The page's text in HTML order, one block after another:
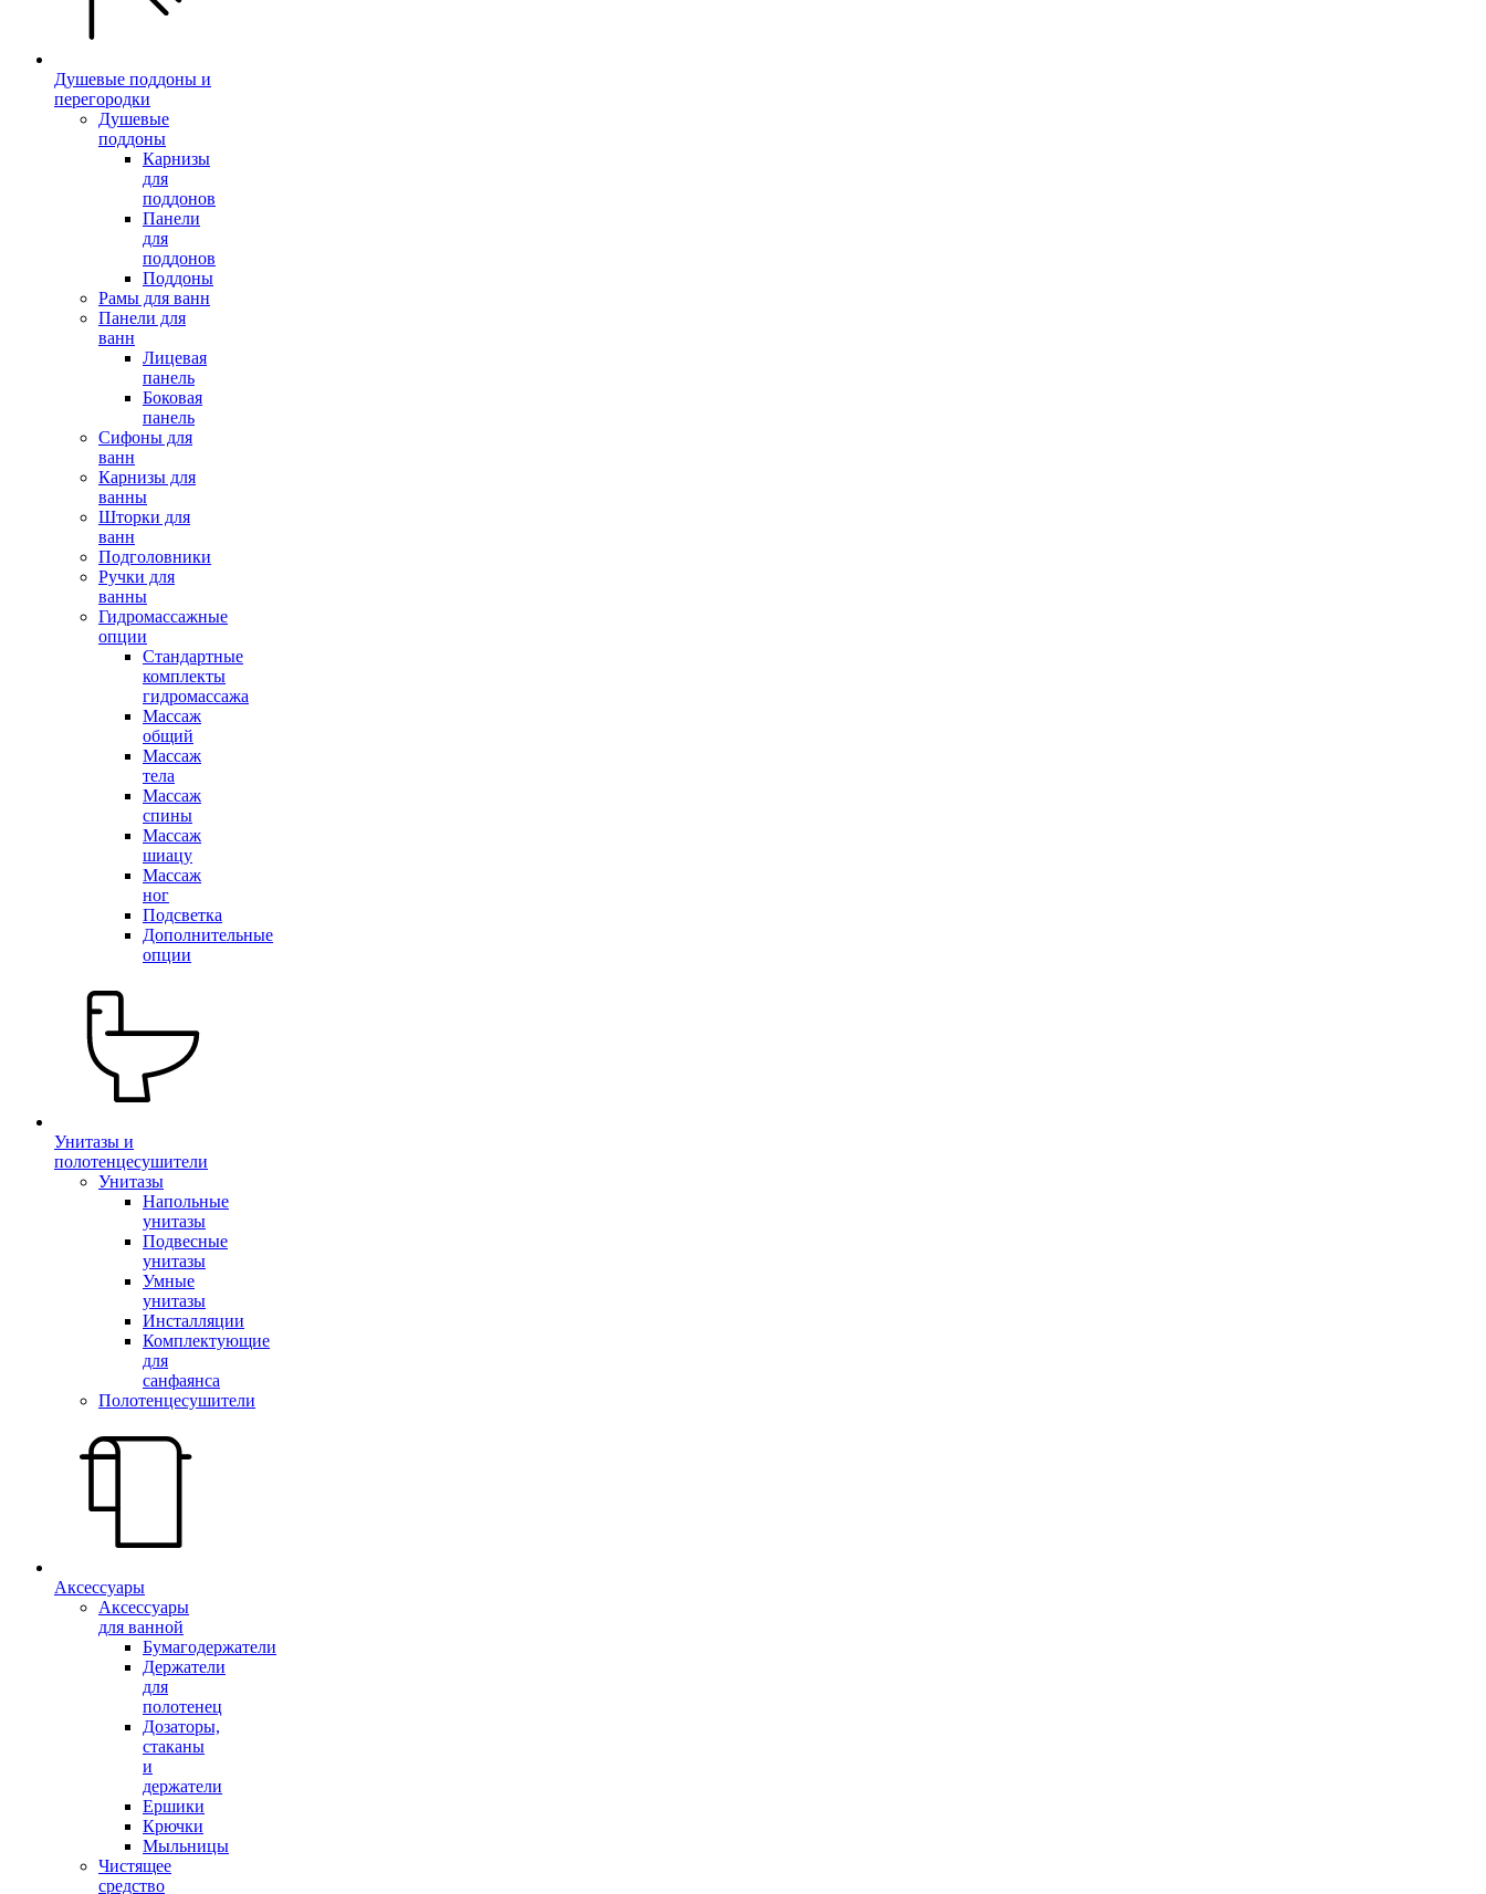
Душевые поддоны и
перегородки
Душевые
поддоны
Карнизы
для
поддонов
Панели
для
поддонов
Поддоны
Рамы для ванн
Панели для
ванн
Лицевая
панель
Боковая
панель
Сифоны для
ванн
Карнизы для
ванны
Шторки для
ванн
Подголовники
Ручки для
ванны
Гидромассажные
опции
Стандартные
комплекты
гидромассажа
Массаж
общий
Массаж
тела
Массаж
спины
Массаж
шиацу
Массаж
ног
Подсветка
Дополнительные
опции
Унитазы и
полотенцесушители
Унитазы
Напольные
унитазы
Подвесные
унитазы
Умные
унитазы
Инсталляции
Комплектующие
для
санфаянса
Полотенцесушители
Аксессуары
Аксессуары
для ванной
Бумагодержатели
Держатели
для
полотенец
Дозаторы,
стаканы
и
держатели
Ершики
Крючки
Мыльницы
Чистящее
средство